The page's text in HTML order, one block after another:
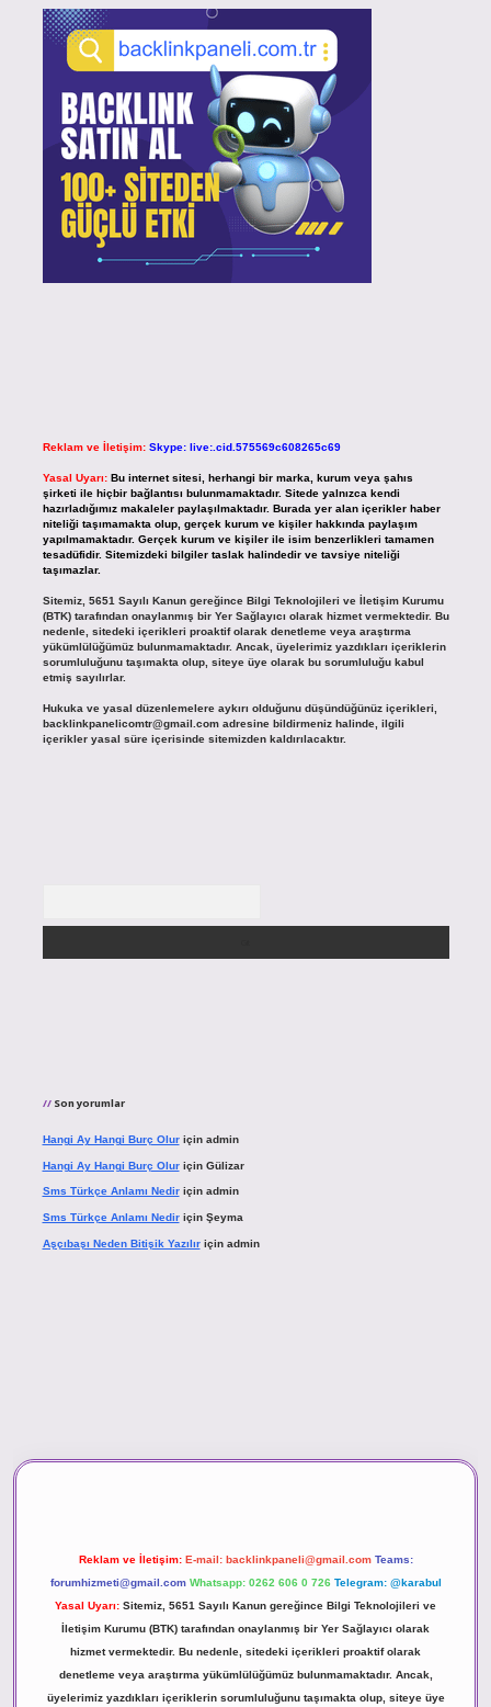
Reklam ve İletişim: Skype: live:.cid.575569c608265c69
Yasal Uyarı: Bu internet sitesi, herhangi bir marka, kurum veya şahıs
şirketi ile hiçbir bağlantısı bulunmamaktadır. Sitede yalnızca kendi
hazırladığımız makaleler paylaşılmaktadır. Burada yer alan içerikler haber
niteliği taşımamakta olup, gerçek kurum ve kişiler hakkında paylaşım
yapılmamaktadır. Gerçek kurum ve kişiler ile isim benzerlikleri tamamen
tesadüfidir. Sitemizdeki bilgiler taslak halindedir ve tavsiye niteliği
taşımazlar.
Sitemiz, 5651 Sayılı Kanun gereğince Bilgi Teknolojileri ve İletişim Kurumu
(BTK) tarafından onaylanmış bir Yer Sağlayıcı olarak hizmet vermektedir. Bu
nedenle, sitedeki içerikleri proaktif olarak denetleme veya araştırma
yükümlülüğümüz bulunmamaktadır. Ancak, üyelerimiz yazdıkları içeriklerin
sorumluluğunu taşımakta olup, siteye üye olarak bu sorumluluğu kabul
etmiş sayılırlar.
Hukuka ve yasal düzenlemelere aykırı olduğunu düşündüğünüz içerikleri,
backlinkpanelicomtr@gmail.comadresine bildirmeniz halinde, ilgili
içerikler yasal süre içerisinde sitemizden kaldırılacaktır.
Son yorumlar
Hangi Ay Hangi Burç Oluriçin admin
Hangi Ay Hangi Burç Oluriçin Gülizar
Sms Türkçe Anlamı Nediriçin admin
Sms Türkçe Anlamı Nediriçin Şeyma
Aşçıbaşı Neden Bitişik Yazılıriçin admin
Reklam ve İletişim: E-mail: backlinkpaneli@gmail.com Teams:
forumhizmeti@gmail.com Whatsapp: 0262 606 0 726 Telegram: @karabul
Yasal Uyarı: Sitemiz, 5651 Sayılı Kanun gereğince Bilgi Teknolojileri ve
İletişim Kurumu (BTK) tarafından onaylanmış bir Yer Sağlayıcı olarak
hizmet vermektedir. Bu nedenle, sitedeki içerikleri proaktif olarak
denetleme veya araştırma yükümlülüğümüz bulunmamaktadır. Ancak,
üyelerimiz yazdıkları içeriklerin sorumluluğunu taşımakta olup, siteye üye